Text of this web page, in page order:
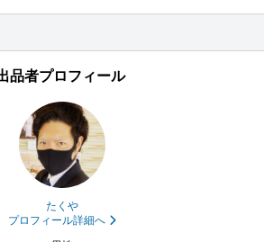
品者プロフィール
たくや
プロフィール詳細へ